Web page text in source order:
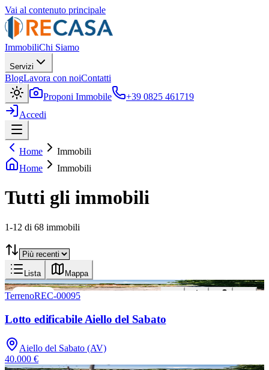
Vai al contenuto principale
ImmobiliChi Siamo
Servizi
BlogLavora con noiContatti
Proponi Immobile
+39 0825 461719
Accedi
Home
Immobili
Home
Immobili
Tutti gli immobili
1-12 di 68 immobili
Lista Mappa
VENDITA
Nuovo
TerrenoREC-00095
Lotto edificabile Aiello del Sabato
Aiello del Sabato (AV)
40.000 €